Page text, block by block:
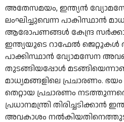
അതേസമയം, ഇന്ത്യൻ
ലംഘിച്ചുവെന്ന പാകിസ്ഥാൻ
ആരോപണങ്ങൾ കേന്ദ്ര
ഇന്ത്യയുടെ റാഫേൽ ജെറ്റുകൾ
പാക്കിസ്ഥാൻ വ്യോമസേന
തുടങ്ങിയപ്പോൾ
മാധ്യമങ്ങളിലെ പ്രചാരണം.
തെറ്റായ പ്രചാരണം
പ്രധാനമന്ത്രി
അവകാശം